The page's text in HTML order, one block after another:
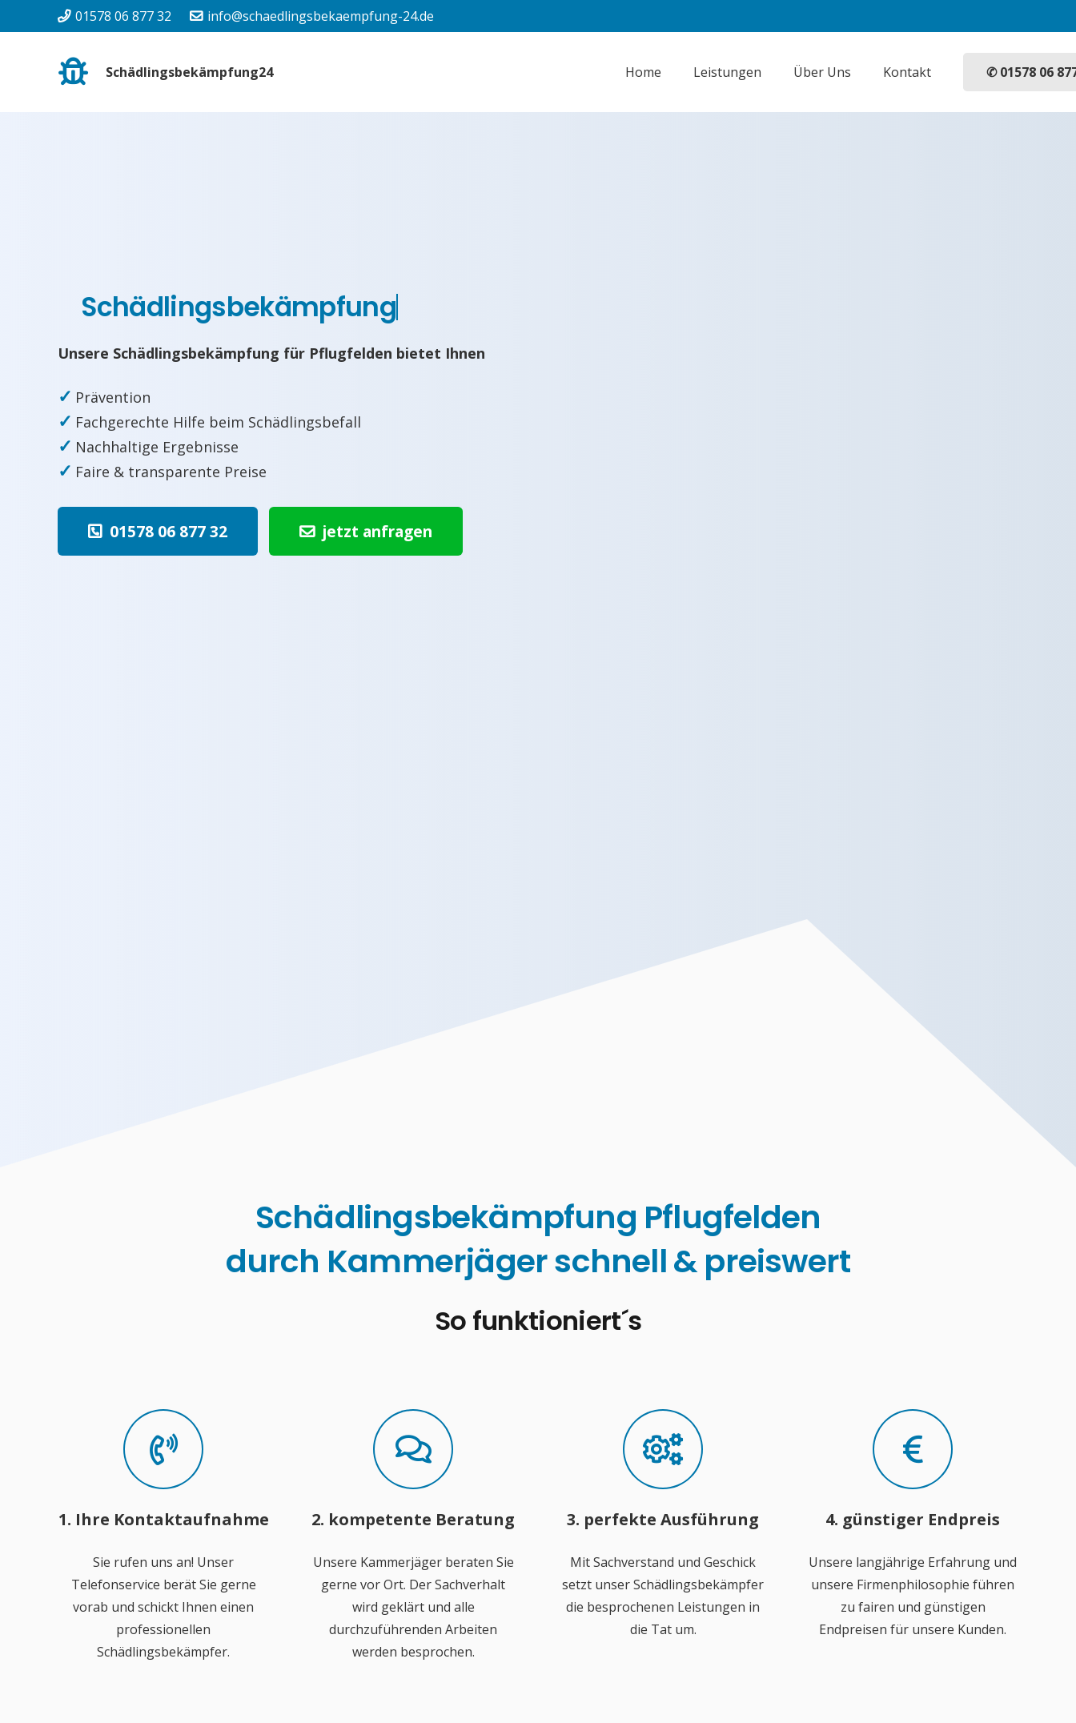
01578 06 877 32 info@schaedlingsbekaempfung-24.de
Schädlingsbekämpfung24 Home Leistungen Über Uns Kontakt ✆ 01578 06
Schädlingsbekämpfung
Unsere Schädlingsbekämpfung für Pflugfelden bietet Ihnen
✓ Prävention
✓ Fachgerechte Hilfe beim Schädlingsbefall
✓ Nachhaltige Ergebnisse
✓ Faire & transparente Preise
01578 06 877 32 jetzt anfragen
Schädlingsbekämpfung Pflugfelden
durch Kammerjäger schnell & preiswert
So funktioniert´s
1. Ihre Kontaktaufnahme
Sie rufen uns an! Unser
Telefonservice berät Sie gerne
vorab und schickt Ihnen einen
professionellen
Schädlingsbekämpfer.
2. kompetente Beratung
Unsere Kammerjäger beraten Sie
gerne vor Ort. Der Sachverhalt
wird geklärt und alle
durchzuführenden Arbeiten
werden besprochen.
3. perfekte Ausführung
Mit Sachverstand und Geschick
setzt unser Schädlingsbekämpfer
die besprochenen Leistungen in
die Tat um.
4. günstiger Endpreis
Unsere langjährige Erfahrung und
unsere Firmenphilosophie führen
zu fairen und günstigen
Endpreisen für unsere Kunden.